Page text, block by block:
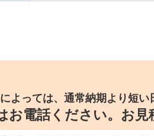
よっては、通常納期より短い
お電話ください。 お見